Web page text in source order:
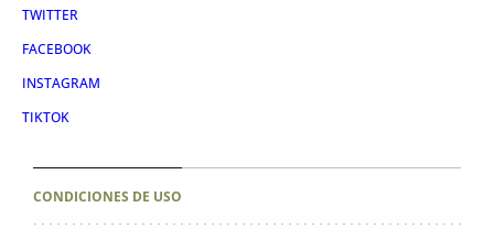
TWITTER
FACEBOOK
INSTAGRAM
TIKTOK
CONDICIONES DE USO